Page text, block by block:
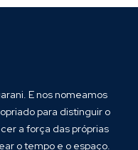
E nos nomeamos
para distinguir o
a força das próprias
o tempo e o espaço.